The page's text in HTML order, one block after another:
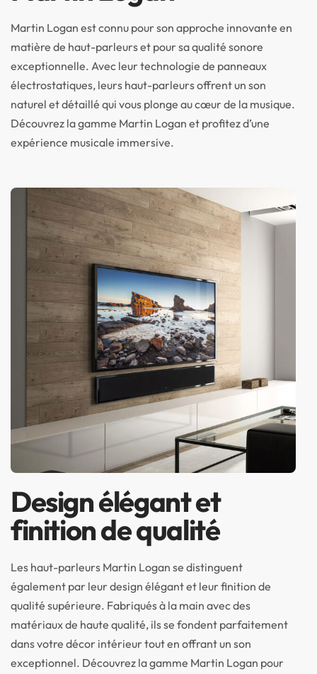
Martin Logan est connu pour son approche innovante en
matière de haut-parleurs et pour sa qualité sonore
exceptionnelle. Avec leur technologie de panneaux
électrostatiques, leurs haut-parleurs offrent un son
naturel et détaillé qui vous plonge au cœur de la musique.
Découvrez la gamme Martin Logan et profitez d’une
expérience musicale immersive.
Design élégant et
finition de qualité
Les haut-parleurs Martin Logan se distinguent
également par leur design élégant et leur finition de
qualité supérieure. Fabriqués à la main avec des
matériaux de haute qualité, ils se fondent parfaitement
dans votre décor intérieur tout en offrant un son
exceptionnel. Découvrez la gamme Martin Logan pour